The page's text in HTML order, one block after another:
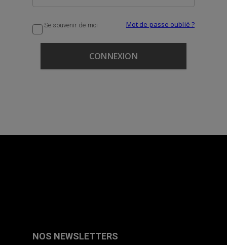
Se souvenir de moi Mot de passe oublié ?
NOS NEWSLETTERS